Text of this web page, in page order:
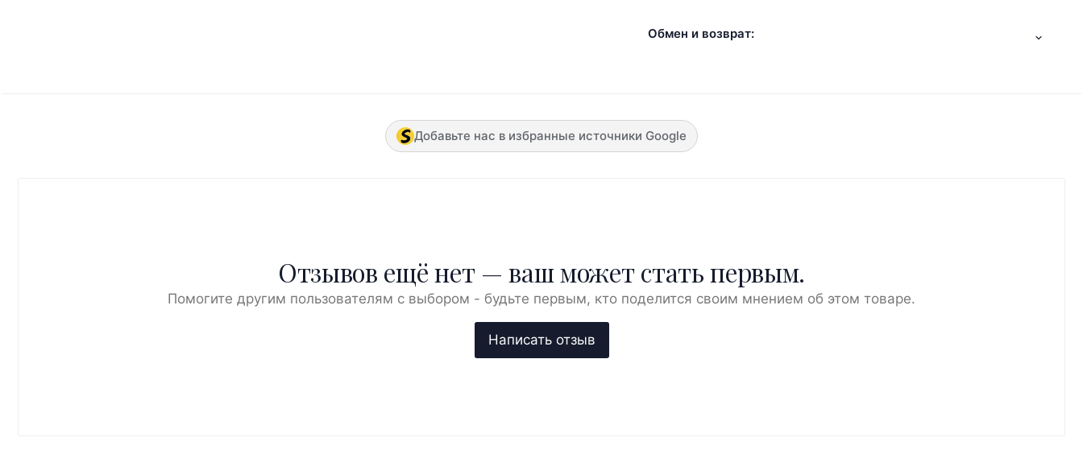
Обмен и возврат:
Добавьте нас в избранные источники Google
Отзывов ещё нет — ваш может стать первым.
Помогите другим пользователям с выбором - будьте первым, кто поделится своим мнением об этом товаре.